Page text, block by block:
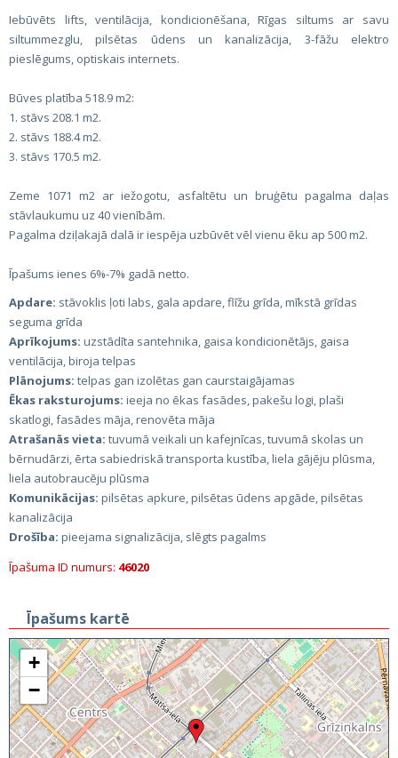
Iebūvēts lifts, ventilācija, kondicionēšana, Rīgas siltums ar savu
siltummezglu, pilsētas ūdens un kanalizācija, 3-fāžu elektro
pieslēgums, optiskais internets.
Būves platība 518.9 m2:
1. stāvs 208.1 m2.
2. stāvs 188.4 m2.
3. stāvs 170.5 m2.
Zeme 1071 m2 ar iežogotu, asfaltētu un bruģētu pagalma daļas
stāvlaukumu uz 40 vienībām.
Pagalma dziļakajā dalā ir iespēja uzbūvēt vēl vienu ēku ap 500 m2.
Īpašums ienes 6%-7% gadā netto.
Apdare: stāvoklis ļoti labs, gala apdare, flīžu grīda, mīkstā grīdas
seguma grīda
Aprīkojums: uzstādīta santehnika, gaisa kondicionētājs, gaisa
ventilācija, biroja telpas
Plānojums: telpas gan izolētas gan caurstaigājamas
Ēkas raksturojums: ieeja no ēkas fasādes, pakešu logi, plaši
skatlogi, fasādes māja, renovēta māja
Atrašanās vieta: tuvumā veikali un kafejnīcas, tuvumā skolas un
bērnudārzi, ērta sabiedriskā transporta kustība, liela gājēju plūsma,
liela autobraucēju plūsma
Komunikācijas: pilsētas apkure, pilsētas ūdens apgāde, pilsētas
kanalizācija
Drošība: pieejama signalizācija, slēgts pagalms
Īpašuma ID numurs: 46020
Īpašums kartē
+
−